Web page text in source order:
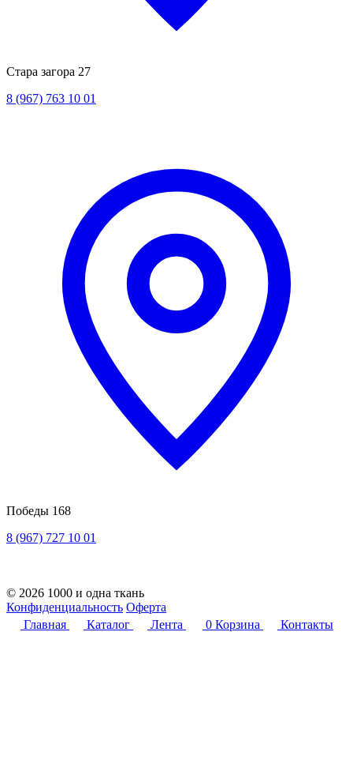
Стара загора 27
8 (967) 763 10 01
Победы 168
8 (967) 727 10 01
© 2026 1000 и одна ткань
Конфиденциальность Оферта
Главная
Каталог Лента 0 Корзина Контакты